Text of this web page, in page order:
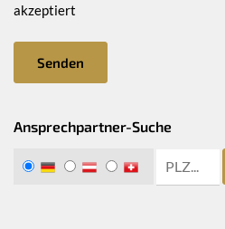
akzeptiert
Senden
Ansprechpartner-Suche
DE AT